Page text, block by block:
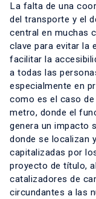
La falta de una
del transporte y el
central en muchas
clave para evitar la
facilitar la
a todas las
especialmente en
como es el caso de
metro, donde el
genera un impacto
donde se localizan
capitalizadas por
proyecto de título,
catalizadores de
circundantes a las